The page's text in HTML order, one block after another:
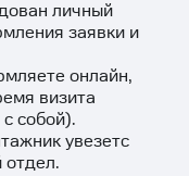
личный
заявки и
онлайн,
визита
собой).
увезетс
отдел.